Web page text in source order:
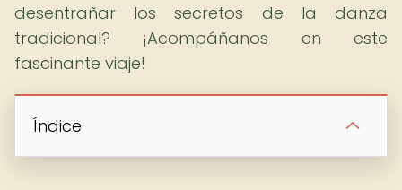
desentrañar los secretos de la danza
tradicional? ¡Acompáñanos en este
fascinante viaje!
Índice